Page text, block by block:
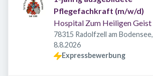
Pflegefachkraft (m/w/d)
Hospital Zum Heiligen Geist
78315 Radolfzell am Bodensee,
Deutschland
Veröffentlicht
8.8.2026
Expressbewerbung